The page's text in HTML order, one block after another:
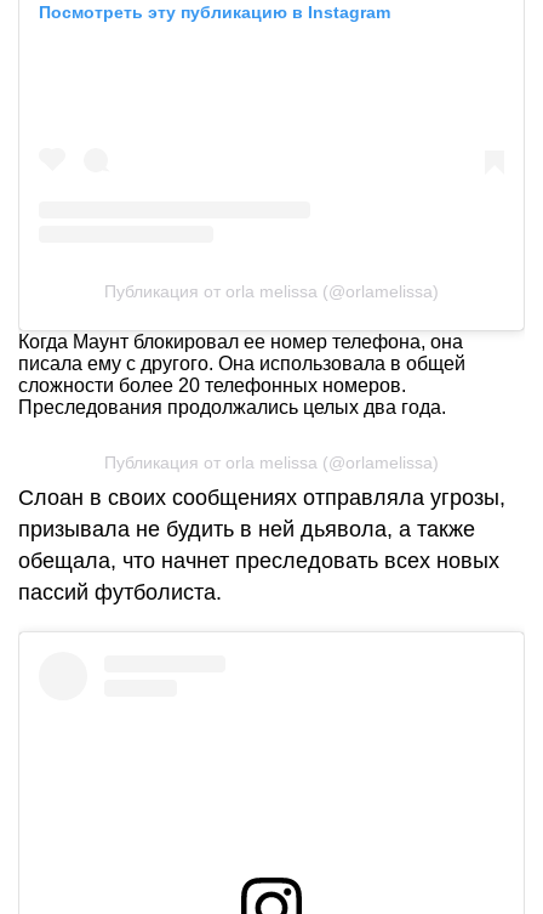
Посмотреть эту публикацию в Instagram
Публикация от orla melissa (@orlamelissa)
Когда Маунт блокировал ее номер телефона, она
писала ему с другого. Она использовала в общей
сложности более 20 телефонных номеров.
Преследования продолжались целых два года.
Публикация от orla melissa (@orlamelissa)
Слоан в своих сообщениях отправляла угрозы,
призывала не будить в ней дьявола, а также
обещала, что начнет преследовать всех новых
пассий футболиста.